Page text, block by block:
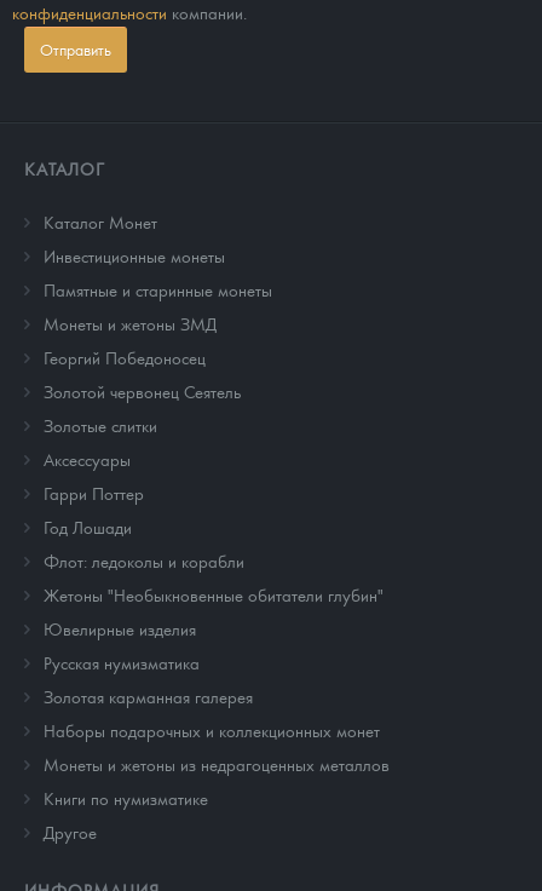
конфиденциальности компании.
Отправить
КАТАЛОГ
Каталог Монет
Инвестиционные монеты
Памятные и старинные монеты
Монеты и жетоны ЗМД
Георгий Победоносец
Золотой червонец Сеятель
Золотые слитки
Аксессуары
Гарри Поттер
Год Лошади
Флот: ледоколы и корабли
Жетоны "Необыкновенные обитатели глубин"
Ювелирные изделия
Русская нумизматика
Золотая карманная галерея
Наборы подарочных и коллекционных монет
Монеты и жетоны из недрагоценных металлов
Книги по нумизматике
Другое